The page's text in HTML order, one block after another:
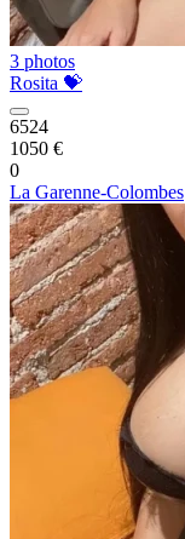
3 photos
Rosita 💝
6524
1050 €
0
La Garenne-Colombes